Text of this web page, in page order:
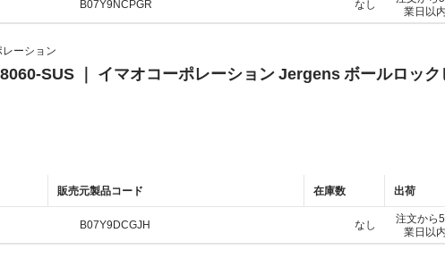
B07Y9NCPGR なし
業日以内
ーション
SUS ｜ イマオコーポレーション Jergens ボールロッ
販売元製品コード 在庫数 出荷
B07Y9DCGJH なし
注文から
業日以内